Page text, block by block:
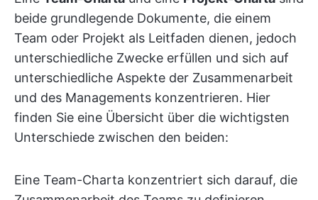
beide grundlegende Dokumente, die einem
Team oder Projekt als Leitfaden dienen, jedoch
unterschiedliche Zwecke erfüllen und sich auf
unterschiedliche Aspekte der Zusammenarbeit
und des Managements konzentrieren. Hier
finden Sie eine Übersicht über die wichtigsten
Unterschiede zwischen den beiden:
Eine Team-Charta konzentriert sich darauf, die